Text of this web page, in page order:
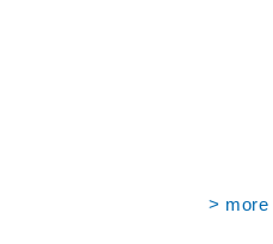
> more